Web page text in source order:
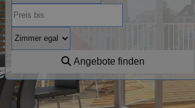
Angebote finden